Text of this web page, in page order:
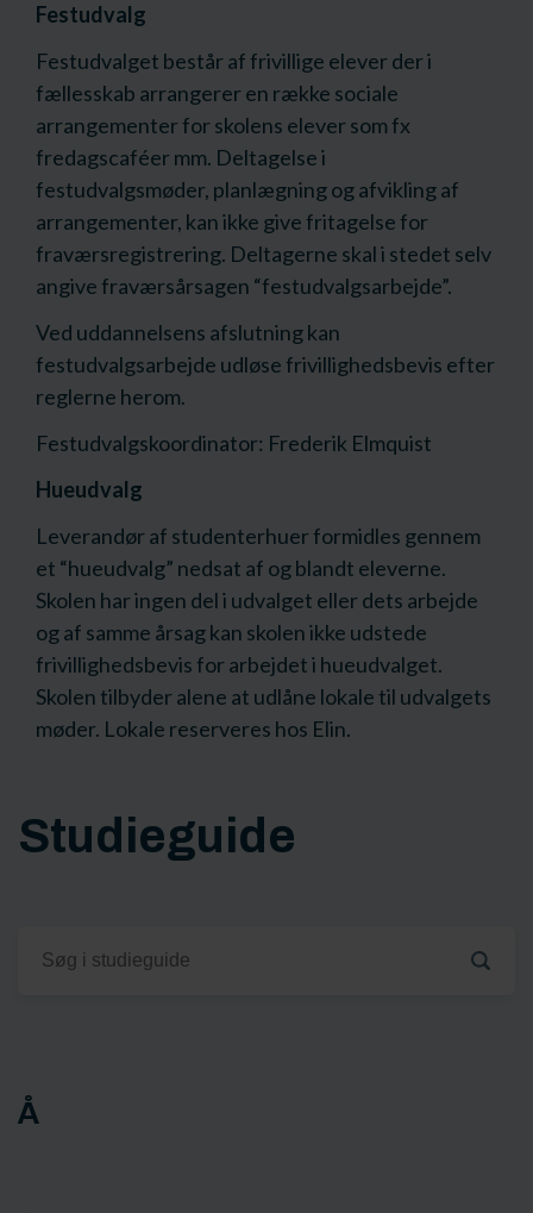
Festudvalg
Festudvalget består af frivillige elever der i
fællesskab arrangerer en række sociale
arrangementer for skolens elever som fx
fredagscaféer mm. Deltagelse i
festudvalgsmøder, planlægning og afvikling af
arrangementer, kan ikke give fritagelse for
fraværsregistrering. Deltagerne skal i stedet selv
angive fraværsårsagen “festudvalgsarbejde”.
Ved uddannelsens afslutning kan
festudvalgsarbejde udløse frivillighedsbevis efter
reglerne herom.
Festudvalgskoordinator: Frederik Elmquist
Hueudvalg
Leverandør af studenterhuer formidles gennem
et “hueudvalg” nedsat af og blandt eleverne.
Skolen har ingen del i udvalget eller dets arbejde
og af samme årsag kan skolen ikke udstede
frivillighedsbevis for arbejdet i hueudvalget.
Skolen tilbyder alene at udlåne lokale til udvalgets
møder. Lokale reserveres hos Elin.
Studieguide
Å